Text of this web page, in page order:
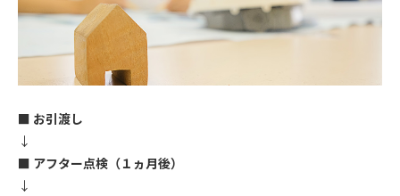
■ お引渡し
↓
■ アフター点検（１ヵ月後）
↓